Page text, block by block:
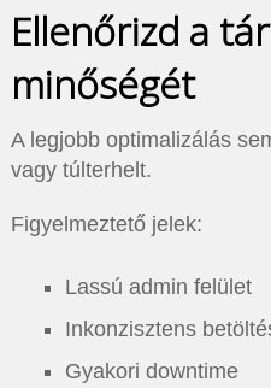
Ellenőrizd a
minőségét
A legjobb optimalizálás
vagy túlterhelt.
Figyelmeztető jelek:
Lassú admin felület
Inkonzisztens
Gyakori downtime